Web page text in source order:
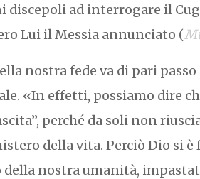
discepoli ad interrogare il
Lui il Messia annunciato (
nostra fede va di pari
«In effetti, possiamo dire
perché da soli non
della vita. Perciò Dio si è
della nostra umanità,